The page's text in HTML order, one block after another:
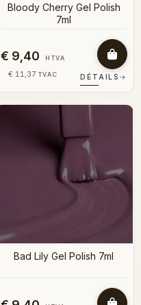
Bloody Cherry Gel Polish
7ml
€ 9,40 HTVA
€ 11,37 TVAC DÉTAILS →
Bad Lily Gel Polish 7ml